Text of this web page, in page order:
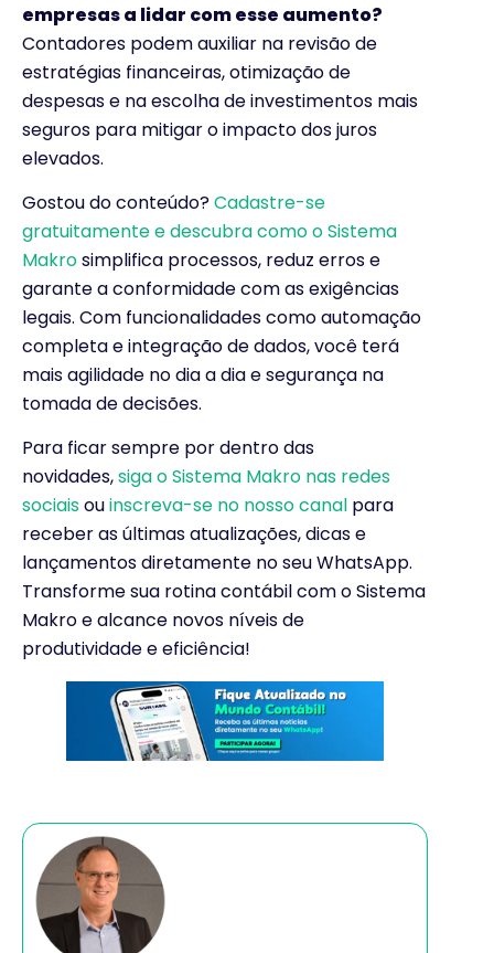
empresas a lidar com esse aumento?
Contadores podem auxiliar na revisão de
estratégias financeiras, otimização de
despesas e na escolha de investimentos mais
seguros para mitigar o impacto dos juros
elevados.
Gostou do conteúdo?Cadastre-se
gratuitamente e descubra como o Sistema
Makrosimplifica processos, reduz erros e
garante a conformidade com as exigências
legais. Com funcionalidades como automação
completa e integração de dados, você terá
mais agilidade no dia a dia e segurança na
tomada de decisões.
Para ficar sempre por dentro das
novidades,siga o Sistema Makro nas redes
sociaisouinscreva-se no nosso canal para
receber as últimas atualizações, dicas e
lançamentos diretamente no seu WhatsApp.
Transforme sua rotina contábil com o Sistema
Makro e alcance novos níveis de
produtividade e eficiência!